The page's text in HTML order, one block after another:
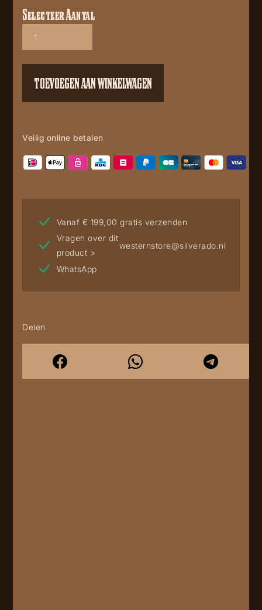
Yellowstone
shirt
Selecteer Aantal
TOEVOEGEN AAN WINKELWAGEN
Veilig online betalen
Vanaf € 199,00 gratis verzenden
Vragen over dit
product >
westernstore@silverado.nl
WhatsApp
Delen